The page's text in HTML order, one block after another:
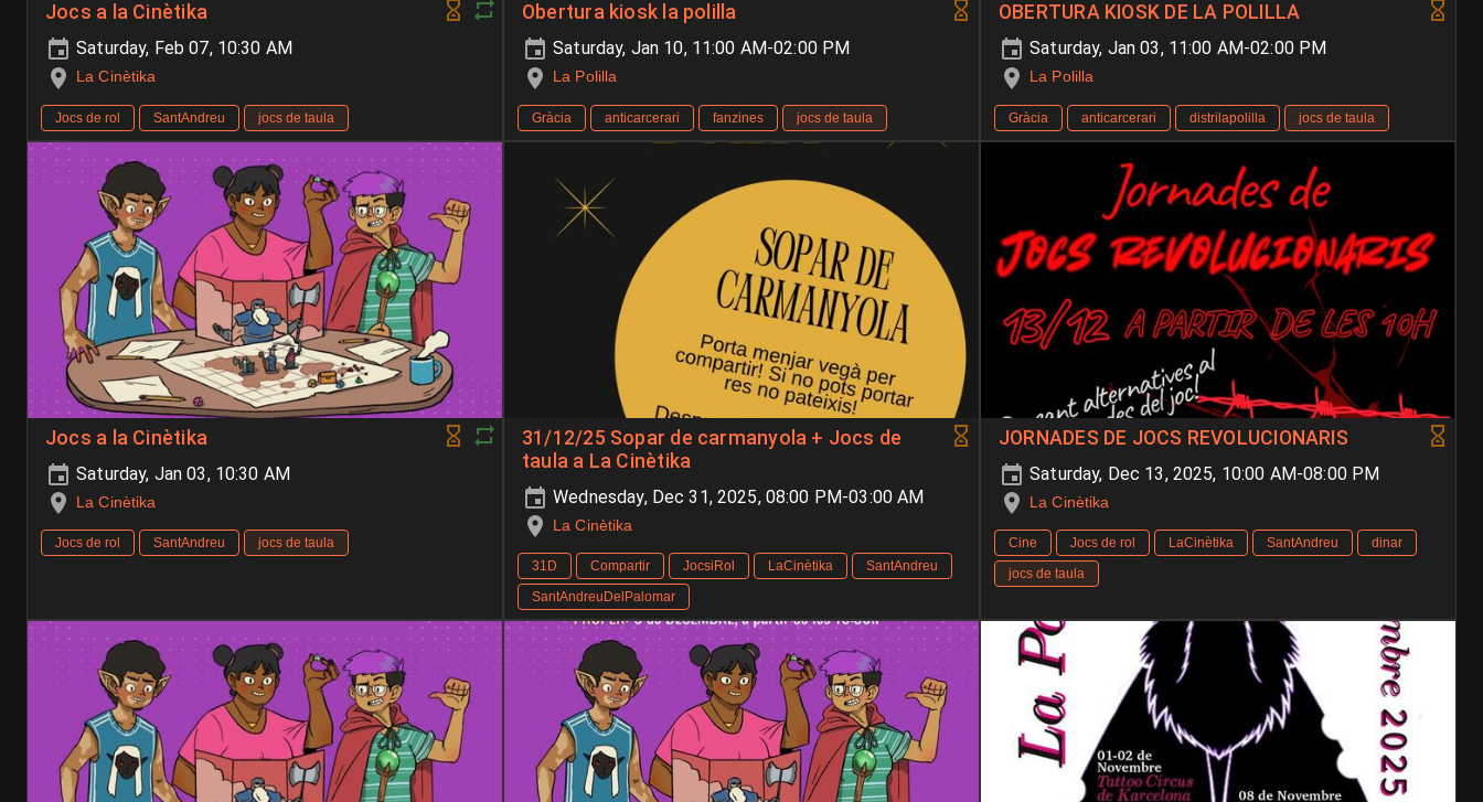
Jocs a la Cinètika
Saturday, Feb 07, 10:30 AM
La Cinètika
Jocs de rol SantAndreu jocs de taula
Obertura kiosk la polilla
Saturday, Jan 10, 11:00 AM-02:00 PM
La Polilla
Gràcia anticarcerari fanzines jocs de taula
OBERTURA KIOSK DE LA POLILLA
Saturday, Jan 03, 11:00 AM-02:00 PM
La Polilla
Gràcia anticarcerari distrilapolilla jocs de taula
Jocs a la Cinètika
Saturday, Jan 03, 10:30 AM
La Cinètika
Jocs de rol SantAndreu jocs de taula
31/12/25 Sopar de carmanyola + Jocs de
taula a La Cinètika
Wednesday, Dec 31, 2025, 08:00 PM-03:00 AM
La Cinètika
31D Compartir JocsiRol LaCinètika
SantAndreu
SantAndreuDelPalomar
JORNADES DE JOCS REVOLUCIONARIS
Saturday, Dec 13, 2025, 10:00 AM-08:00 PM
La Cinètika
Cine Jocs de rol LaCinètika SantAndreu
dinar
jocs de taula